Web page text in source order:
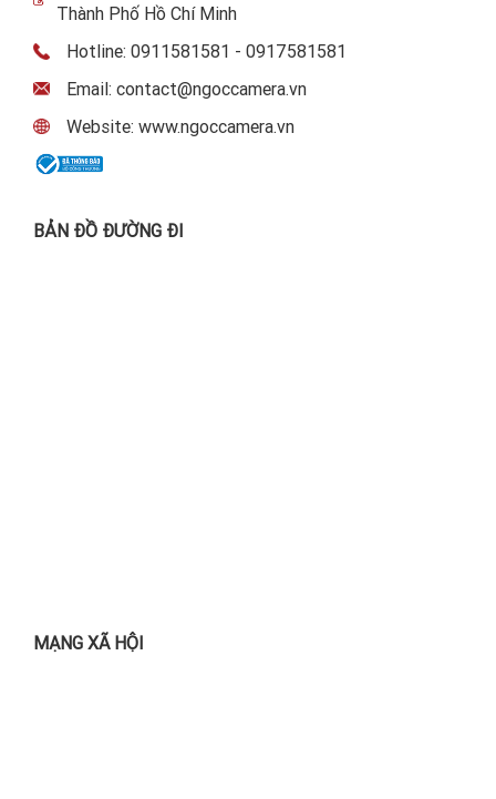
Thành Phố Hồ Chí Minh
Hotline: 0911581581 - 0917581581
Email: contact@ngoccamera.vn
Website: www.ngoccamera.vn
BẢN ĐỒ ĐƯỜNG ĐI
MẠNG XÃ HỘI